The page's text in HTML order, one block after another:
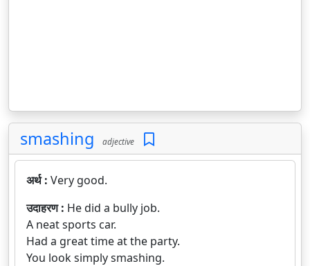
smashing adjective
अर्थ : Very good.
उदाहरण : He did a bully job.
A neat sports car.
Had a great time at the party.
You look simply smashing.